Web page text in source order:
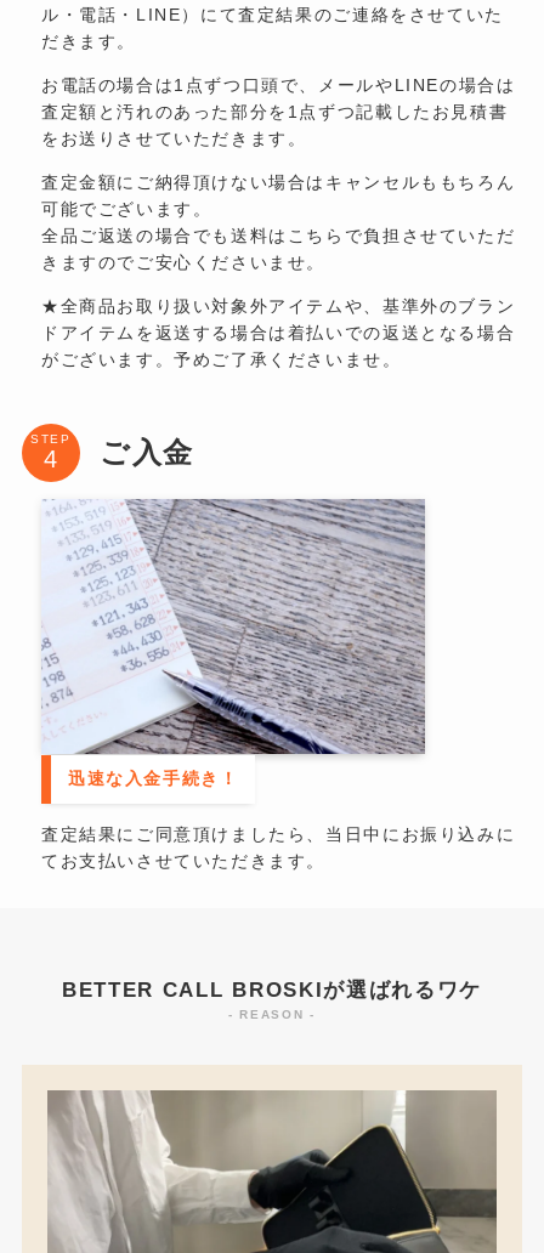
ル・電話・LINE）にて査定結果のご連絡をさせていた
だきます。
お電話の場合は1点ずつ口頭で、メールやLINEの場合は
査定額と汚れのあった部分を1点ずつ記載したお見積書
をお送りさせていただきます。
査定金額にご納得頂けない場合はキャンセルももちろん
可能でございます。
全品ご返送の場合でも送料はこちらで負担させていただ
きますのでご安心くださいませ。
★全商品お取り扱い対象外アイテムや、基準外のブラン
ドアイテムを返送する場合は着払いでの返送となる場合
がございます。予めご了承くださいませ。
STEP ご入金
迅速な入金手続き！
査定結果にご同意頂けましたら、当日中にお振り込みに
てお支払いさせていただきます。
BETTER CALL BROSKIが選ばれるワケ
- REASON -